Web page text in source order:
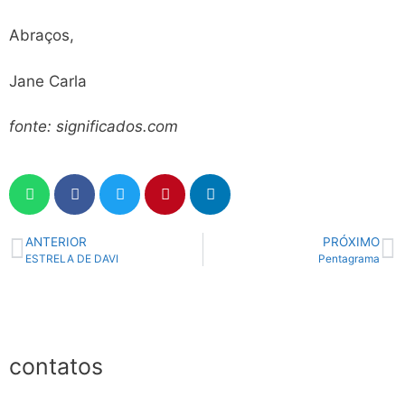
Abraços,
Jane Carla
fonte: significados.com
ANTERIOR
ESTRELA DE DAVI
PRÓXIMO
Pentagrama
contatos